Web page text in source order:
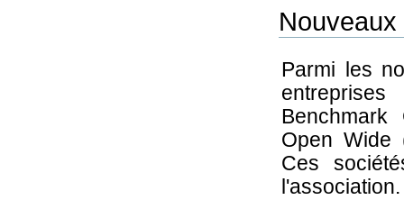
Parmi les
Benchmark
Open Wide
Ces
l'association.